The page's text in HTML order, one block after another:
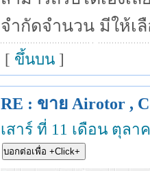
จำกัดจำนวน มีให้เ
[ ขึ้นบน ]
RE : ขาย Airotor ,
เสาร์ ที่ 11 เดือน ตุลา